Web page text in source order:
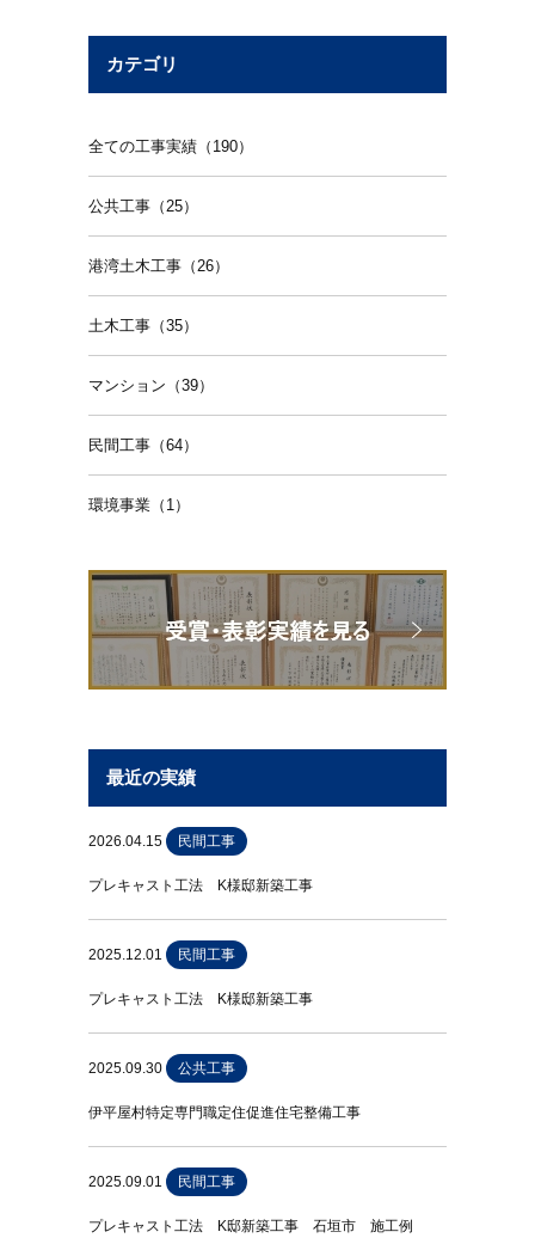
カテゴリ
全ての工事実績（190）
公共工事（25）
港湾土木工事（26）
土木工事（35）
マンション（39）
民間工事（64）
環境事業（1）
最近の実績
2026.04.15 民間工事
プレキャスト工法 K様邸新築工事
2025.12.01 民間工事
プレキャスト工法 K様邸新築工事
2025.09.30 公共工事
伊平屋村特定専門職定住促進住宅整備工事
2025.09.01 民間工事
プレキャスト工法 K邸新築工事 石垣市 施工例